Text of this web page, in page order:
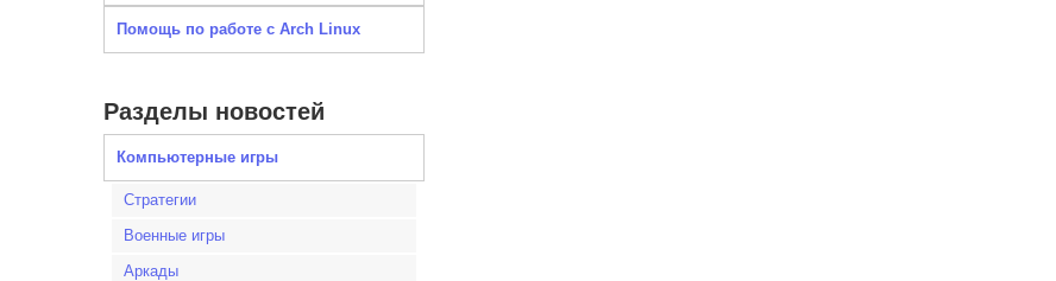
Помощь по работе с Arch Linux
Разделы новостей
Компьютерные игры
Стратегии
Военные игры
Аркады